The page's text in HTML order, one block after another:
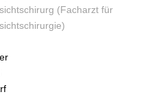
(Facharzt für